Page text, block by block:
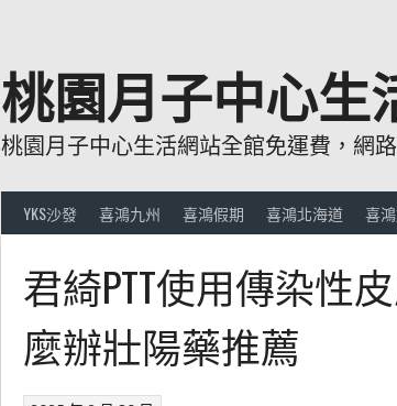
桃園月子中心生
桃園月子中心生活網站全館免運費，網
YKS沙發 喜鴻九州 喜鴻假期 喜鴻北海道 喜
君綺PTT使用傳染性
麼辦壯陽藥推薦